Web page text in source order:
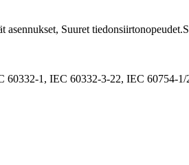
asennukset, Suuret
60332-1, IEC 60332-3-22, IEC 60754-